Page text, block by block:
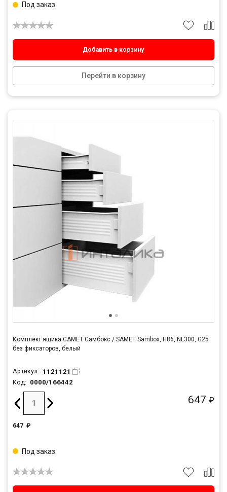
Добавить в корзину
Перейти в корзину
Под заказ
Комплект ящика САМЕТ Самбокс / SAMET Sambox, H86, NL300, G25
без фиксаторов, белый
Артикул: 1121121
Код: 0000/166442
647 ₽
647 ₽
Под заказ